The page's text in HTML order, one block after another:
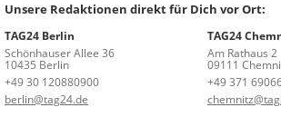
Unsere Redaktionen direkt für Dich vor Ort:
TAG24 Berlin
Schönhauser Allee 36
10435 Berlin
+49 30 120880900
berlin@tag24.de
TAG24
Am Rathaus 2
09111
+49 371